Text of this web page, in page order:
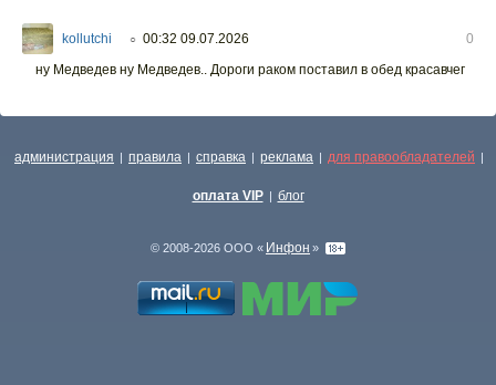
kollutchi ○ 00:32 09.07.2026
0
ну Медведев ну Медведев.. Дороги раком поставил в обед красавчег
администрация | правила | справка | реклама | для правообладателей |
оплата VIP | блог
© 2008-2026 ООО « Инфон »